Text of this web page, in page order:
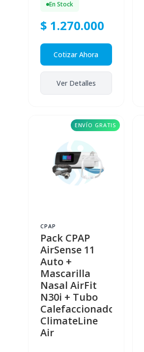
En Stock
$ 1.270.000
Cotizar Ahora
Ver Detalles
ENVÍO GRATIS
CPAP
Pack CPAP
AirSense 11
Auto +
Mascarilla
Nasal AirFit
N30i + Tubo
Calefaccionado
ClimateLine
Air